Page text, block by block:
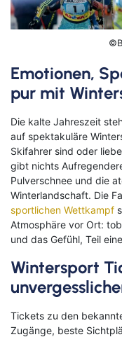
Klassische
Kunst, Kultur &
Nord- & Ostsee
Opernreisen
Premiumreisen
Silvesterreisen
Sportreisen
Städtereisen
Wellness
Italien
Portugal
Skandinavien
Spanien
Zypern
Fernreisen
Reiseziele
Flusskreuzfahrt
Haustürabholung
Hurtigruten
Loire Kreuzfahrt
Mein Schiff
Mosel
Reedereien
Kreuzfahrten
Emotionen,
pur mit
Die kalte Jahreszeit
auf spektakuläre
Skifahrer sind oder
gibt nichts
Pulverschnee und die
Winterlandschaft. Die
sportlichen Wettkampf
Atmosphäre vor Ort:
und das Gefühl, Teil
Wintersport
Tickets zu den
Zugänge, beste